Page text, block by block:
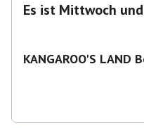
Es ist Mittwoch
KANGAROO'S LAND